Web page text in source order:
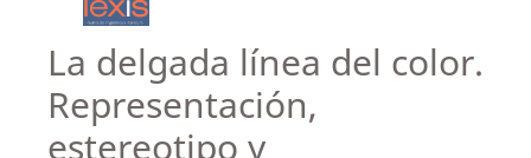
La delgada línea del color.
Representación,
estereotipo y